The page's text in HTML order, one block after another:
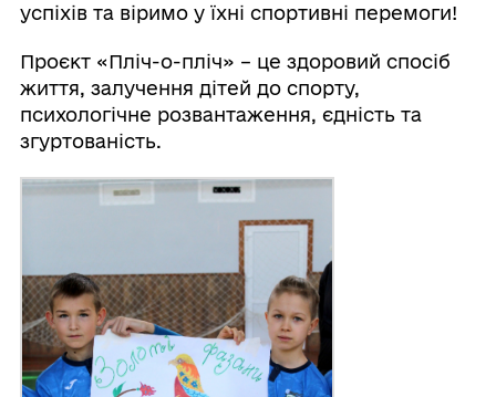
успіхів та віримо у їхні спортивні перемоги!
Проєкт «Пліч-о-пліч» – це здоровий спосіб
життя, залучення дітей до спорту,
психологічне розвантаження, єдність та
згуртованість.